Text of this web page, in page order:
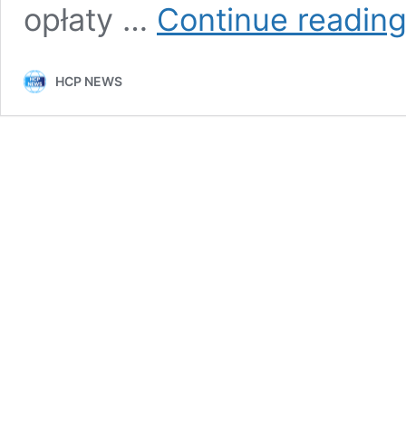
opłaty … Continue reading
HCP NEWS